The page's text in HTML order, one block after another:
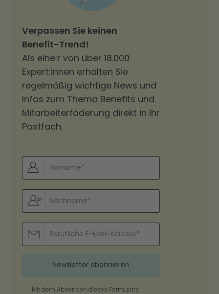
Verpassen Sie keinen
Benefit-Trend!
Als eine:r von über 18.000
Expert:innen erhalten Sie
regelmäßig wichtige News und
Infos zum Thema Benefits und
Mitarbeiterföderung direkt in Ihr
Postfach.
Mit dem Absenden dieses Formulars